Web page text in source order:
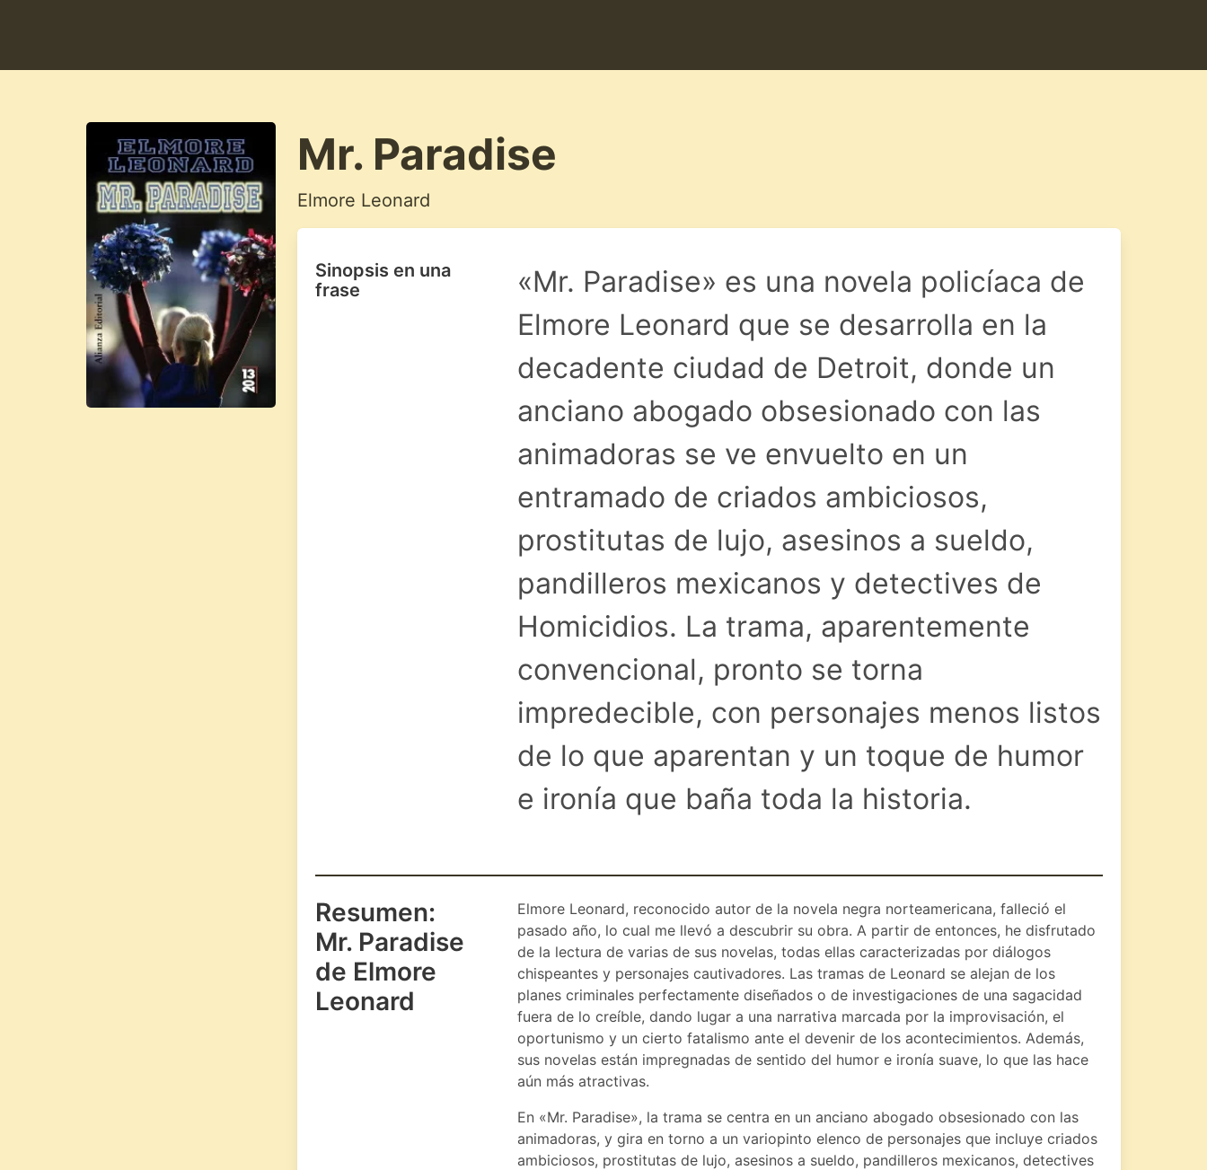
Mr. Paradise
Elmore Leonard
Sinopsis en una
frase
«Mr. Paradise» es una novela policíaca de
Elmore Leonard que se desarrolla en la
decadente ciudad de Detroit, donde un
anciano abogado obsesionado con las
animadoras se ve envuelto en un
entramado de criados ambiciosos,
prostitutas de lujo, asesinos a sueldo,
pandilleros mexicanos y detectives de
Homicidios. La trama, aparentemente
convencional, pronto se torna
impredecible, con personajes menos listos
de lo que aparentan y un toque de humor
e ironía que baña toda la historia.
Resumen:
Mr. Paradise
de Elmore
Leonard
Elmore Leonard, reconocido autor de la novela negra norteamericana, falleció el
pasado año, lo cual me llevó a descubrir su obra. A partir de entonces, he disfrutado
de la lectura de varias de sus novelas, todas ellas caracterizadas por diálogos
chispeantes y personajes cautivadores. Las tramas de Leonard se alejan de los
planes criminales perfectamente diseñados o de investigaciones de una sagacidad
fuera de lo creíble, dando lugar a una narrativa marcada por la improvisación, el
oportunismo y un cierto fatalismo ante el devenir de los acontecimientos. Además,
sus novelas están impregnadas de sentido del humor e ironía suave, lo que las hace
aún más atractivas.
En «Mr. Paradise», la trama se centra en un anciano abogado obsesionado con las
animadoras, y gira en torno a un variopinto elenco de personajes que incluye criados
ambiciosos, prostitutas de lujo, asesinos a sueldo, pandilleros mexicanos, detectives